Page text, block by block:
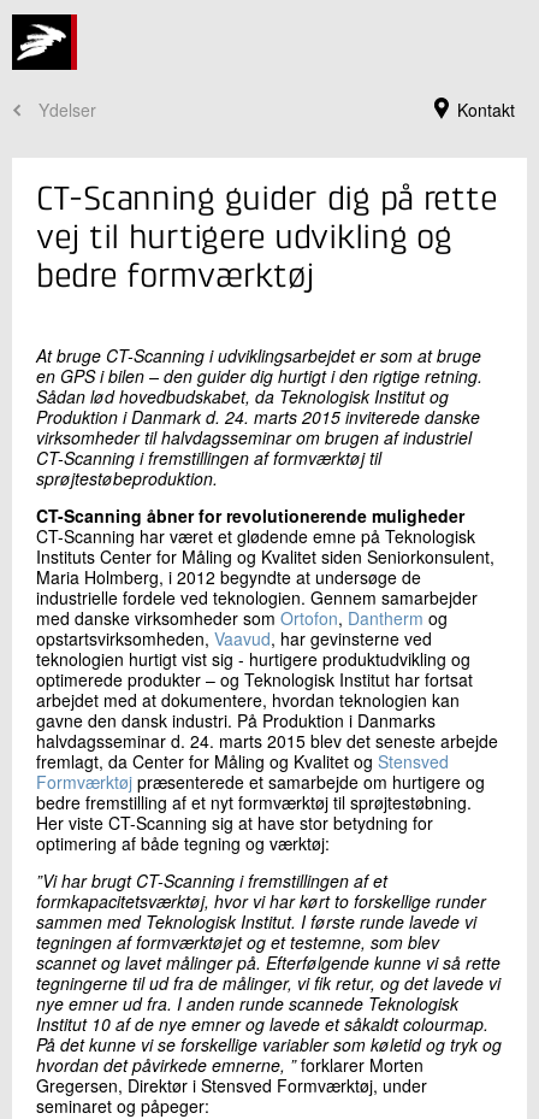
Kontakt
Ydelser
Jeg er din kontaktperson
Niels Thestrup Jensen
Måling og Kvalitet
+45 72 20 29 56
Send e-mail
Skriv til mig
Send
CT-Scanning guider dig på rette
vej til hurtigere udvikling og
bedre formværktøj
At bruge CT-Scanning i udviklingsarbejdet er som at bruge
en GPS i bilen – den guider dig hurtigt i den rigtige retning.
Sådan lød hovedbudskabet, da Teknologisk Institut og
Produktion i Danmark d. 24. marts 2015 inviterede danske
virksomheder til halvdagsseminar om brugen af industriel
CT-Scanning i fremstillingen af formværktøj til
sprøjtestøbeproduktion.
CT-Scanning åbner for revolutionerende muligheder
CT-Scanning har været et glødende emne på Teknologisk
Instituts Center for Måling og Kvalitet siden Seniorkonsulent,
Maria Holmberg, i 2012 begyndte at undersøge de
industrielle fordele ved teknologien. Gennem samarbejder
med danske virksomheder som Ortofon, Dantherm og
opstartsvirksomheden, Vaavud, har gevinsterne ved
teknologien hurtigt vist sig - hurtigere produktudvikling og
optimerede produkter – og Teknologisk Institut har fortsat
arbejdet med at dokumentere, hvordan teknologien kan
gavne den dansk industri. På Produktion i Danmarks
halvdagsseminar d. 24. marts 2015 blev det seneste arbejde
fremlagt, da Center for Måling og Kvalitet og Stensved
Formværktøj præsenterede et samarbejde om hurtigere og
bedre fremstilling af et nyt formværktøj til sprøjtestøbning.
Her viste CT-Scanning sig at have stor betydning for
optimering af både tegning og værktøj:
”Vi har brugt CT-Scanning i fremstillingen af et
formkapacitetsværktøj, hvor vi har kørt to forskellige runder
sammen med Teknologisk Institut. I første runde lavede vi
tegningen af formværktøjet og et testemne, som blev
scannet og lavet målinger på. Efterfølgende kunne vi så rette
tegningerne til ud fra de målinger, vi fik retur, og det lavede vi
nye emner ud fra. I anden runde scannede Teknologisk
Institut 10 af de nye emner og lavede et såkaldt colourmap.
På det kunne vi se forskellige variabler som køletid og tryk og
hvordan det påvirkede emnerne, ”forklarer Morten
Gregersen, Direktør i Stensved Formværktøj, under
seminaret og påpeger: